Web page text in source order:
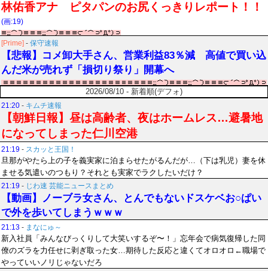
林佑香アナ ピタパンのお尻くっきりレポート！！
(画:19)
[Prime] - 保守速報
【悲報】コメ卸大手さん、営業利益83％減 高値で買い込
んだ米が売れず「損切り祭り」開幕へ
2026/08/10 - 新着順(デフォ)
21:20 - キムチ速報
【朝鮮日報】昼は高齢者、夜はホームレス…避暑地
になってしまった仁川空港
21:19 - スカッと王国！
旦那がやたら上の子を義実家に泊まらせたがるんだが…（下は乳児）妻を休
ませる気遣いのつもり？それとも実家でラクしたいだけ？
21:19 - じわ速 芸能ニュースまとめ
【動画】ノーブラ女さん、とんでもないドスケベお○ぱい
で外を歩いてしまうｗｗｗ
21:13 - まなにゅ～
新入社員「みんなびっくりして大笑いするぞ〜！」忘年会で病気復帰した同
僚のズラを力任せに剥ぎ取った女…期待した反応と違くてオロオロ←職場で
やっていいノリじゃないだろ